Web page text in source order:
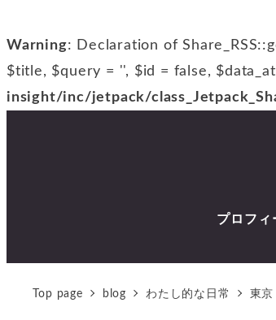
Warning: Declaration of
$title, $query = '', $id = false,
insight/inc/jetpack/
プロフィ
Top page blog わたし的な日常 東